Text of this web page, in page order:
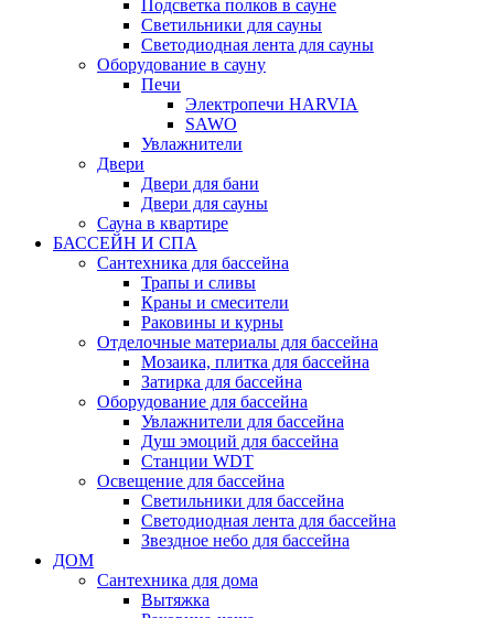
Подсветка полков в сауне
Светильники для сауны
Светодиодная лента для сауны
Оборудование в сауну
Печи
Электропечи HARVIA
SAWO
Увлажнители
Двери
Двери для бани
Двери для сауны
Сауна в квартире
БАССЕЙН И СПА
Сантехника для бассейна
Трапы и сливы
Краны и смесители
Раковины и курны
Отделочные материалы для бассейна
Мозаика, плитка для бассейна
Затирка для бассейна
Оборудование для бассейна
Увлажнители для бассейна
Душ эмоций для бассейна
Станции WDT
Освещение для бассейна
Светильники для бассейна
Светодиодная лента для бассейна
Звездное небо для бассейна
ДОМ
Сантехника для дома
Вытяжка